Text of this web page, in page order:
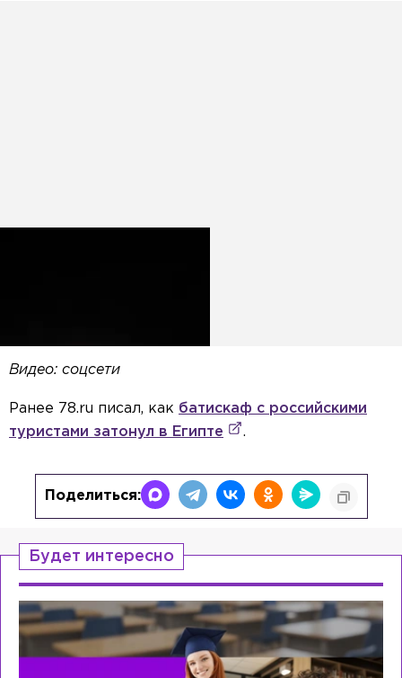
Видео: соцсети
Ранее 78.ru писал, как батискаф с российскими
туристами затонул в Египте
.
Поделиться:
Будет интересно